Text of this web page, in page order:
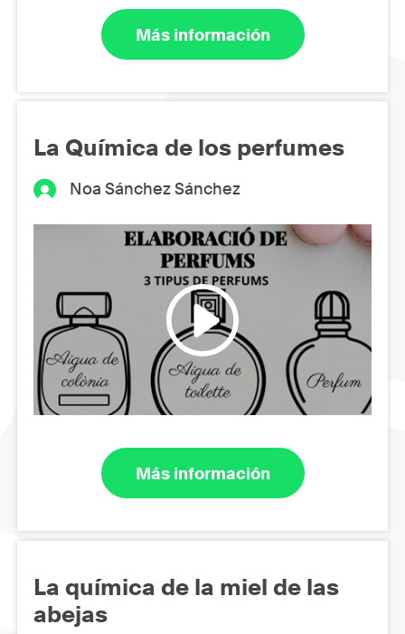
Más información
La Química de los perfumes
Noa Sánchez Sánchez
Más información
La química de la miel de las
abejas